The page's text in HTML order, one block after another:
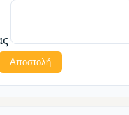
Αποστολή